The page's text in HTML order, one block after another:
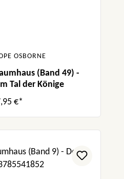
OSBORNE
(Band 49) -
Tal der Könige
€*